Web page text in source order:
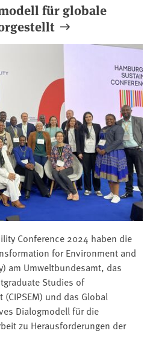
für globale
Conference 2024 haben die
for Environment and
am Umweltbundesamt, das
Studies of
und das Global
Dialogmodell für die
zu Herausforderungen der